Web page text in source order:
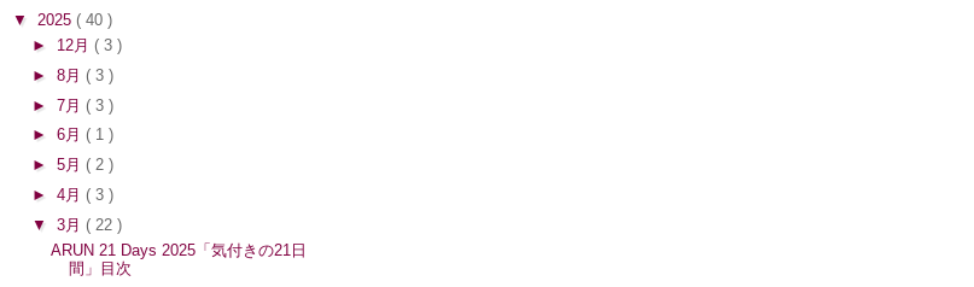
▼ 2025 ( 40 )
► 12月 ( 3 )
► 8月 ( 3 )
► 7月 ( 3 )
► 6月 ( 1 )
► 5月 ( 2 )
► 4月 ( 3 )
▼ 3月 ( 22 )
ARUN 21 Days 2025「気付きの21日
間」目次